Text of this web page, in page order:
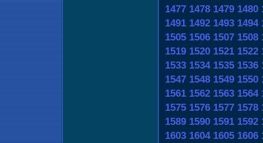
1477 1478 1479 1480
1491 1492 1493 1494
1505 1506 1507 1508
1519 1520 1521 1522
1533 1534 1535 1536
1547 1548 1549 1550
1561 1562 1563 1564
1575 1576 1577 1578
1589 1590 1591 1592
1603 1604 1605 1606